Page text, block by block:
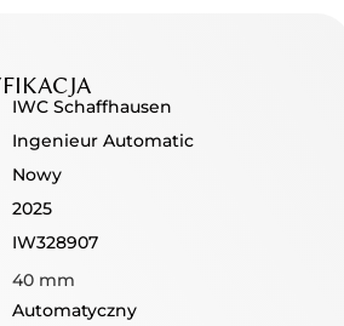
IWC Schaffhausen
Ingenieur Automatic
Nowy
2025
IW328907
40 mm
Automatyczny